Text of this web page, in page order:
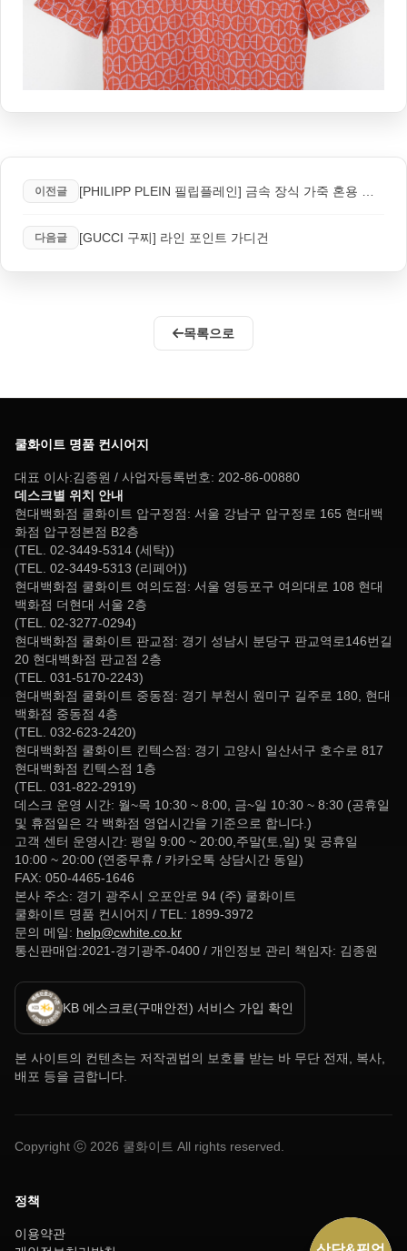
이전글
다음글 [GUCCI 구찌] 라인 포인트 가디건
목록으로
쿨화이트 명품 컨시어지
대표 이사:김종원 / 사업자등록번호: 202-86-00880
데스크별 위치 안내
현대백화점 쿨화이트 압구정점: 서울 강남구 압구정로 165 현대백
화점 압구정본점 B2층
(TEL. 02-3449-5314 (세탁))
(TEL. 02-3449-5313 (리페어))
현대백화점 쿨화이트 여의도점: 서울 영등포구 여의대로 108 현대
백화점 더현대 서울 2층
(TEL. 02-3277-0294)
현대백화점 쿨화이트 판교점: 경기 성남시 분당구 판교역로146번길
20 현대백화점 판교점 2층
(TEL. 031-5170-2243)
현대백화점 쿨화이트 중동점: 경기 부천시 원미구 길주로 180, 현대
백화점 중동점 4층
(TEL. 032-623-2420)
현대백화점 쿨화이트 킨텍스점: 경기 고양시 일산서구 호수로 817
현대백화점 킨텍스점 1층
(TEL. 031-822-2919)
데스크 운영 시간: 월~목 10:30 ~ 8:00, 금~일 10:30 ~ 8:30 (공휴일
및 휴점일은 각 백화점 영업시간을 기준으로 합니다.)
고객 센터 운영시간: 평일 9:00 ~ 20:00,주말(토,일) 및 공휴일
10:00 ~ 20:00 (연중무휴 / 카카오톡 상담시간 동일)
FAX: 050-4465-1646
본사 주소: 경기 광주시 오포안로 94 (주) 쿨화이트
쿨화이트 명품 컨시어지 / TEL: 1899-3972
문의 메일: help@cwhite.co.kr
통신판매업:2021-경기광주-0400 / 개인정보 관리 책임자: 김종원
KB 에스크로(구매안전) 서비스 가입 확인
본 사이트의 컨텐츠는 저작권법의 보호를 받는 바 무단 전재, 복사,
배포 등을 금합니다.
Copyright ⓒ 2026 쿨화이트 All rights reserved.
정책
이용약관